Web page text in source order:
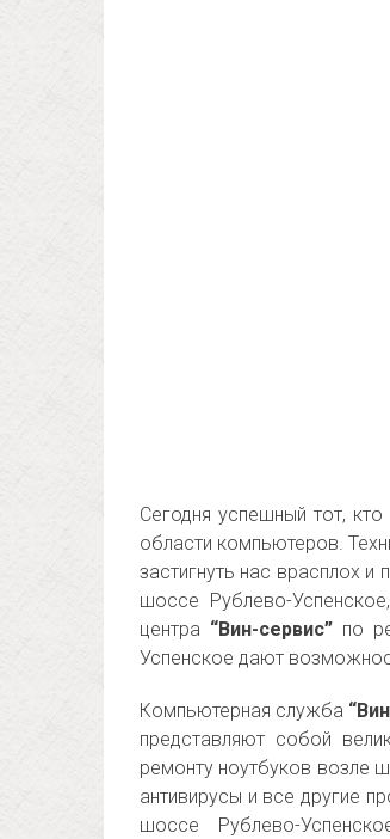
Сегодня успешный тот,
области компьютеров.
застигнуть нас врасплох
шоссе Рублево-
центра “Вин-сервис” по
Успенское дают
Компьютерная служба
представляют собой
ремонту ноутбуков возле
антивирусы и все другие
шоссе Рублево-